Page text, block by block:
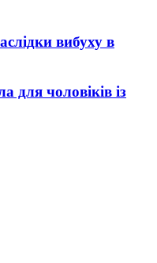
вибуху в
для чоловіків із